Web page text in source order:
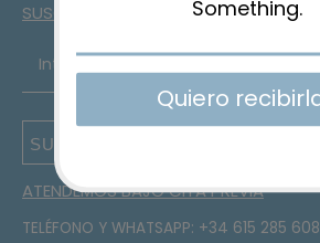
SUSCRÍBETE A LA NEWSLETTER
SUSCRIBIRSE
ATENDEMOS BAJO CITA PREVIA
TELÉFONO Y WHATSAPP: +34 615 285 608